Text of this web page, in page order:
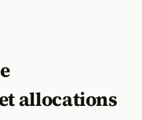
allocations